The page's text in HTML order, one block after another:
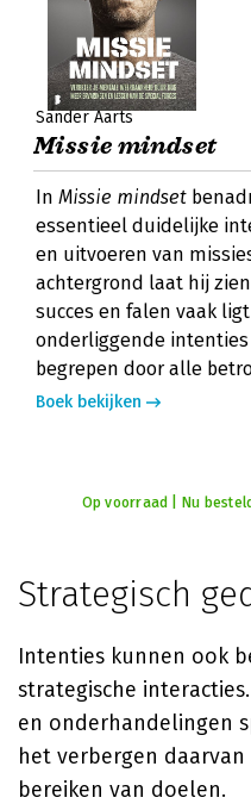
Sander Aarts
Missie mindset
In Missie mindset
essentieel duidelijke
en uitvoeren van
achtergrond laat hij
succes en falen vaak
onderliggende
begrepen door alle
Boek bekijken
Op voorraad | Nu
Strategisch
Intenties kunnen ook
strategische
en onderhandelingen
het verbergen
bereiken van doelen.